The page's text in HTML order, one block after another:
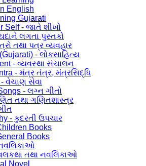
English
Gujarati
Self - જાતે શીખો
લગતા પુસ્તકો
તથા પત્ર વ્યવહાર
- લોકસાહિત્ય
- વ્યવસ્થા સંચાલન
- મંત્ર તંત્ર, મંત્રસિદ્ધિ
- વેચાણ સેવા
- લગ્ન ગીતો
તથા ગણિતશાસ્ત્ર
- કુદરતી ઉપચાર
Books
Books
તથા નવલિકાઓ
Novel